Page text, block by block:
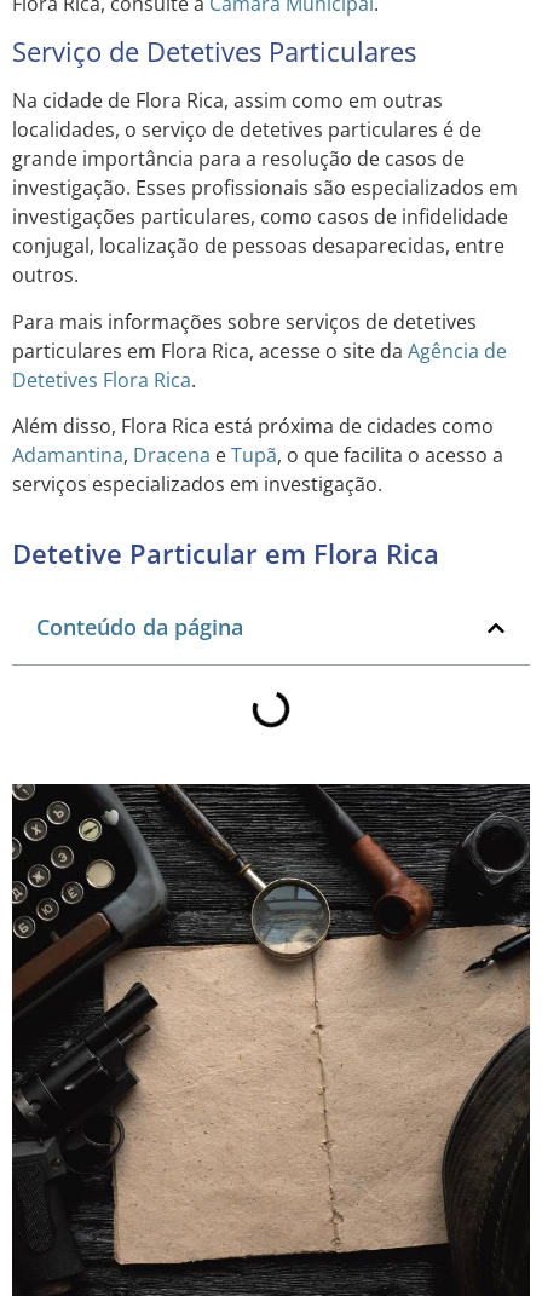
Serviço de Detetives Particulares
Na cidade de Flora Rica, assim como em outras
localidades, o serviço de detetives particulares é de
grande importância para a resolução de casos de
investigação. Esses profissionais são especializados em
investigações particulares, como casos de infidelidade
conjugal, localização de pessoas desaparecidas, entre
outros.
Para mais informações sobre serviços de detetives
particulares em Flora Rica, acesse o site da Agência de
Detetives Flora Rica.
Além disso, Flora Rica está próxima de cidades como
Adamantina, Dracena eTupã, o que facilita o acesso a
serviços especializados em investigação.
Detetive Particular em Flora Rica
Conteúdo da página